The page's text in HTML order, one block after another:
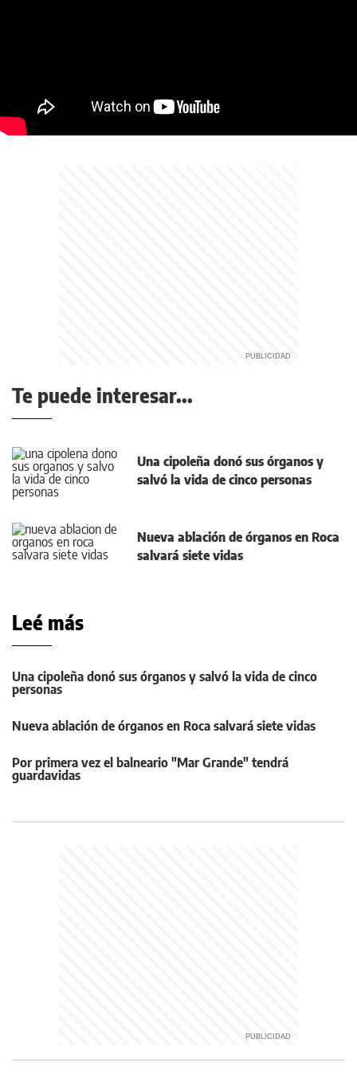
Te puede interesar...
Una cipoleña donó sus órganos y
salvó la vida de cinco personas
Nueva ablación de órganos en Roca
salvará siete vidas
Leé más
Una cipoleña donó sus órganos y salvó la vida de cinco
personas
Nueva ablación de órganos en Roca salvará siete vidas
Por primera vez el balneario "Mar Grande" tendrá
guardavidas